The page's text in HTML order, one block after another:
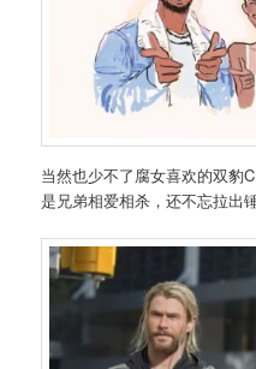
当然也少不了腐女喜欢的双豹
是兄弟相爱相杀，还不忘拉出